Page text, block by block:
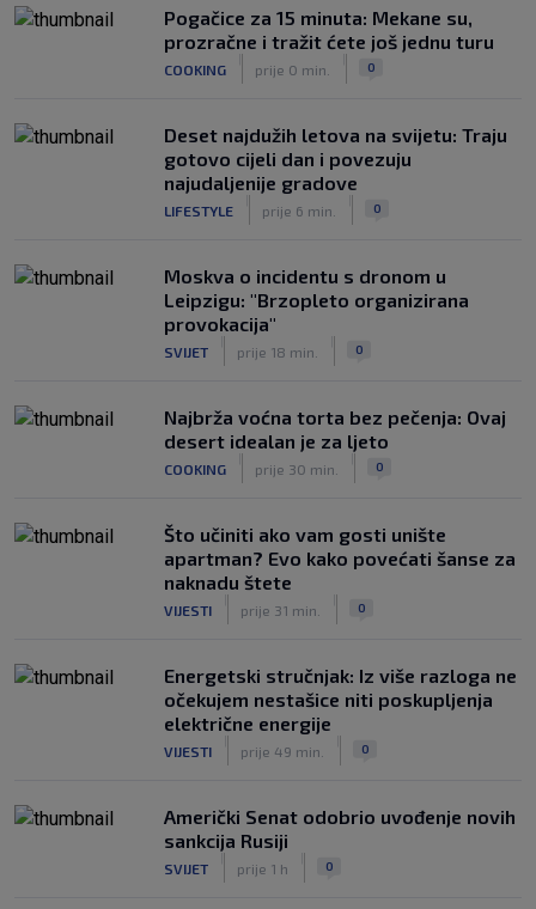
Veliko priznanje za hrvatskog
stručnjaka: Jurica Žuža novi je pomoćni
trener Barcelone
|
prije 2 h
Pogačice za 15 minuta: Mekane su,
prozračne i tražit ćete još jednu turu
COOKING prije 0 min. 0
Deset najdužih letova na svijetu: Traju
gotovo cijeli dan i povezuju
najudaljenije gradove
LIFESTYLE prije 6 min. 0
Moskva o incidentu s dronom u
Leipzigu: "Brzopleto organizirana
provokacija"
SVIJET prije 18 min. 0
Najbrža voćna torta bez pečenja: Ovaj
desert idealan je za ljeto
COOKING prije 30 min. 0
Što učiniti ako vam gosti unište
apartman? Evo kako povećati šanse za
naknadu štete
VIJESTI prije 31 min. 0
Energetski stručnjak: Iz više razloga ne
očekujem nestašice niti poskupljenja
električne energije
VIJESTI prije 49 min. 0
Američki Senat odobrio uvođenje novih
sankcija Rusiji
SVIJET prije 1 h 0